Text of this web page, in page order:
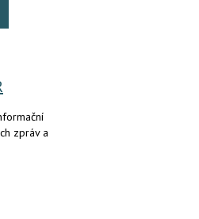
zpráv a